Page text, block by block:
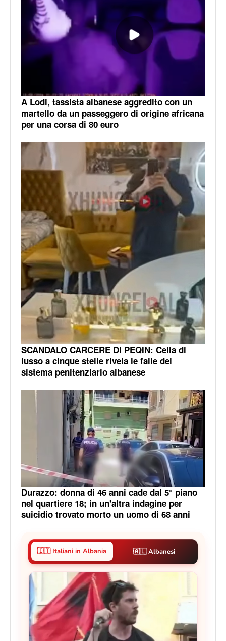
A Lodi, tassista albanese aggredito con un
martello da un passeggero di origine africana
per una corsa di 80 euro
SCANDALO CARCERE DI PEQIN: Cella di
lusso a cinque stelle rivela le falle del
sistema penitenziario albanese
Durazzo: donna di 46 anni cade dal 5° piano
nel quartiere 18; in un'altra indagine per
suicidio trovato morto un uomo di 68 anni
🇮🇹 Italiani in Albania 🇦🇱 Albanesi